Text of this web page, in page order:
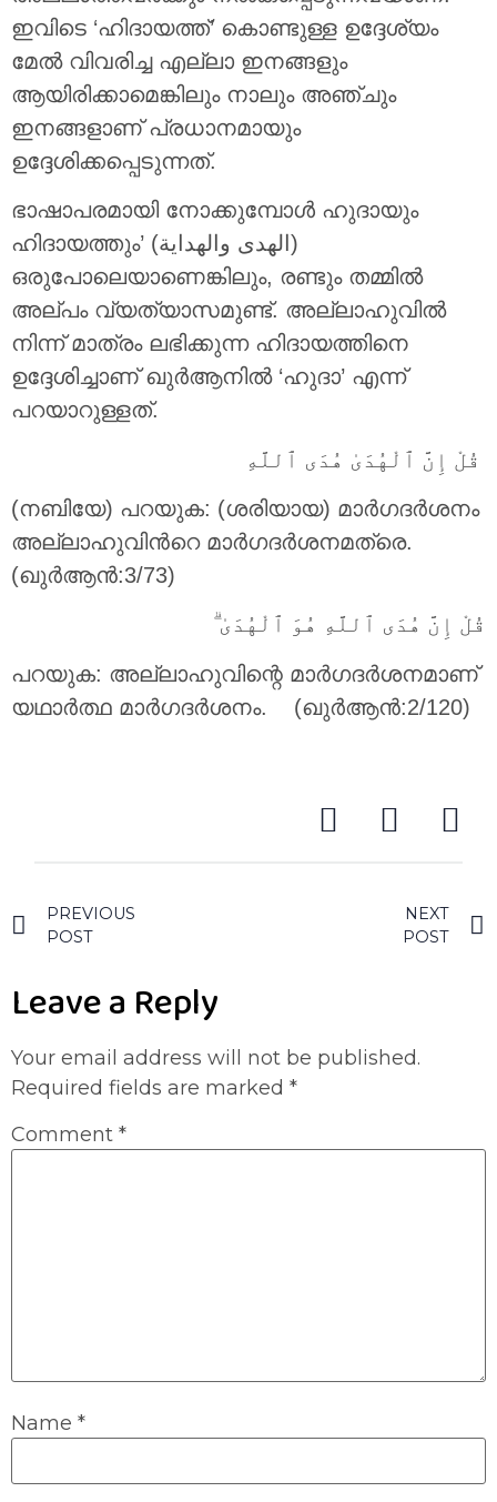
ഇവിടെ ‘ഹിദായത്ത്’ കൊണ്ടുള്ള ഉദ്ദേശ്യം
മേല്‍ വിവരിച്ച എല്ലാ ഇനങ്ങളും
ആയിരിക്കാമെങ്കിലും നാലും അഞ്ചും
ഇനങ്ങളാണ് പ്രധാനമായും
ഉദ്ദേശിക്കപ്പെടുന്നത്.
ഭാഷാപരമായി നോക്കുമ്പോള്‍ ഹുദായും
ഹിദായത്തും’ (الهدى والهداية)
ഒരുപോലെയാണെങ്കിലും, രണ്ടും തമ്മില്‍
അല്പം വ്യത്യാസമുണ്ട്. അല്ലാഹുവില്‍
നിന്ന് മാത്രം ലഭിക്കുന്ന ഹിദായത്തിനെ
ഉദ്ദേശിച്ചാണ് ഖുര്‍ആനില്‍ ‘ഹുദാ’ എന്ന്
പറയാറുള്ളത്.
قُلْ إِنَّ ٱلْهُدَىٰ هُدَى ٱللَّهِ
(നബിയേ) പറയുക: (ശരിയായ) മാര്‍ഗദര്‍ശനം
അല്ലാഹുവിന്‍റെ മാര്‍ഗദര്‍ശനമത്രെ.
(ഖുർആൻ:3/73)
قُلْ إِنَّ هُدَى ٱللَّهِ هُوَ ٱلْهُدَىٰ ۗ
പറയുക: അല്ലാഹുവിന്റെ മാര്‍ഗദര്‍ശനമാണ്
യഥാര്‍ത്ഥ മാര്‍ഗദര്‍ശനം. (ഖുർആൻ:2/120)
PREVIOUS
POST
NEXT
POST
Leave a Reply
Your email address will not be published.
Required fields are marked *
Comment *
Name *